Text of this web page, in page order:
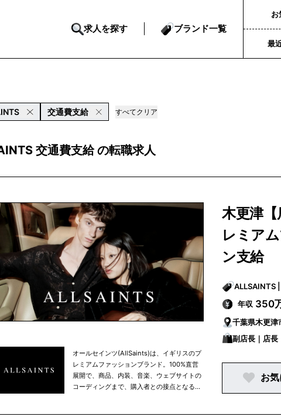
求人を探す ブランド一覧
お
最
交通費支給 すべてクリア
交通費支給 の転職求人
オールセインツ(AllSaints)は、イギリスのプ
レミアムファッションブランド。100%直営
展開で、商品、内装、音楽、ウェブサイトの
コーディングまで、購入者との接点となる場
木更津
レミア
ン支給
年収 350
千葉県木更津
副店長｜店長
お気